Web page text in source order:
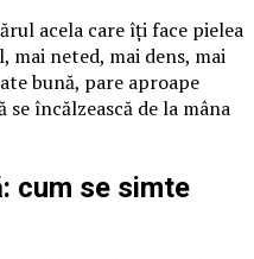
acela care îți face pielea
mai neted, mai dens, mai
bună, pare aproape
încălzească de la mâna
cum se simte